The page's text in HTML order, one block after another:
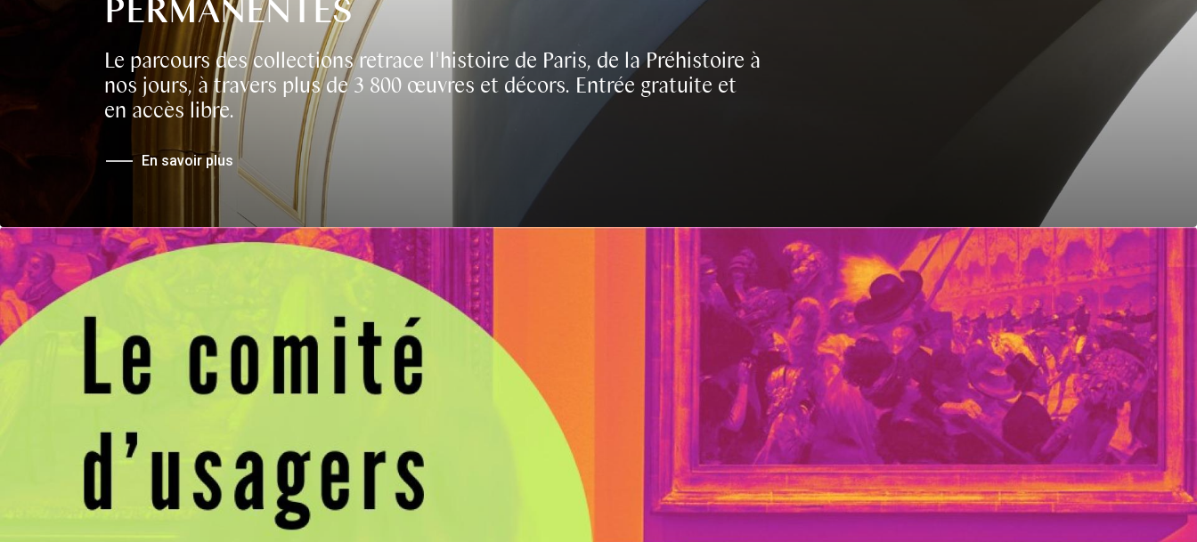
Le parcours des collections retrace l'histoire de Paris, de la Préhistoire à
nos jours, à travers plus de 3 800 œuvres et décors. Entrée gratuite et
en accès libre.
En savoir plus